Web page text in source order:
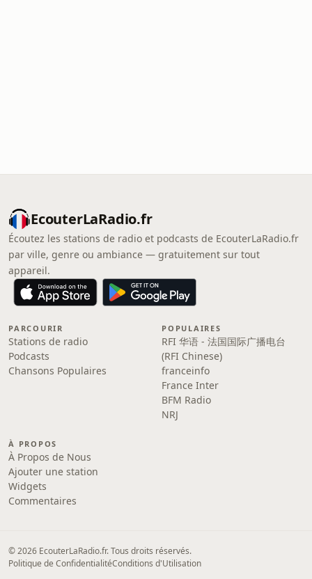
EcouterLaRadio.fr
Écoutez les stations de radio et podcasts de EcouterLaRadio.fr
par ville, genre ou ambiance — gratuitement sur tout
appareil.
PARCOURIR
Stations de radio
Podcasts
Chansons Populaires
POPULAIRES
RFI 华语 - 法国国际广播电台
(RFI Chinese)
franceinfo
France Inter
BFM Radio
NRJ
À PROPOS
À Propos de Nous
Ajouter une station
Widgets
Commentaires
© 2026 EcouterLaRadio.fr. Tous droits réservés.
Politique de ConfidentialitéConditions d'Utilisation